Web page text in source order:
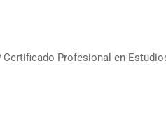
Profesional en